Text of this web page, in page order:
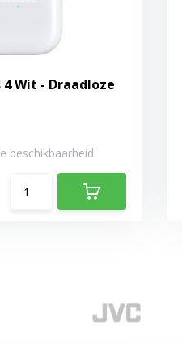
Wit - Draadloze
beschikbaarheid